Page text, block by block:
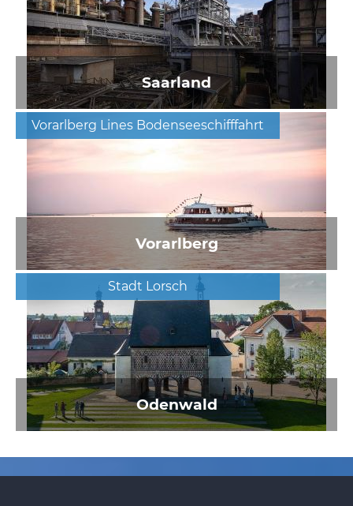
Saarland
Vorarlberg Lines Bodenseeschifffahrt
Vorarlberg
Stadt Lorsch
Odenwald